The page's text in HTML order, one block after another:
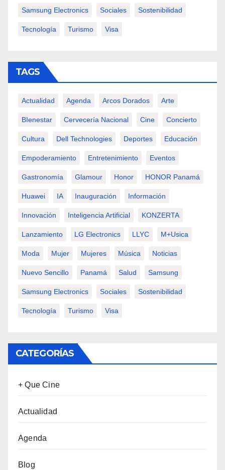
Samsung Electronics Sociales Sostenibilidad
Tecnología Turismo Visa
TAGS
Actualidad Agenda Arcos Dorados Arte
BIenestar Cervecería Nacional Cine Concierto
Cultura Dell Technologies Deportes Educación
Empoderamiento Entretenimiento Eventos
Gastronomía Glamour Honor HONOR Panamá
Huawei IA Inauguración Información
Innovación Inteligencia Artificial KONZERTA
Lanzamiento LG Electronics LLYC M+usica
Moda Mujer Mujeres Música Noticias
Nuevo Sencillo Panamá Salud Samsung
Samsung Electronics Sociales Sostenibilidad
Tecnología Turismo Visa
CATEGORÍAS
+ Que Cine
Actualidad
Agenda
Blog